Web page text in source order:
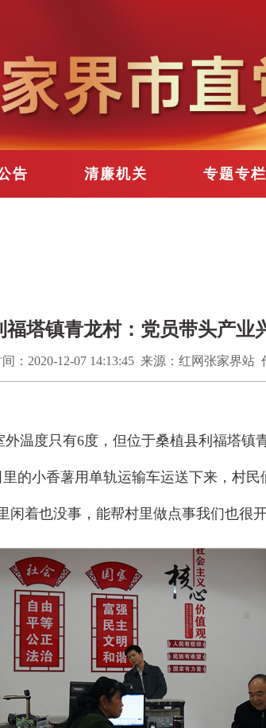
告 清廉机关 专题专栏
福塔镇青龙村：党员带头产业
间：2020-12-07 14:13:45 来源：红网张家界站
度只有6度，但位于桑植县利福塔镇
的小香薯用单轨运输车运送下来，村
着也没事，能帮村里做点事我们也很